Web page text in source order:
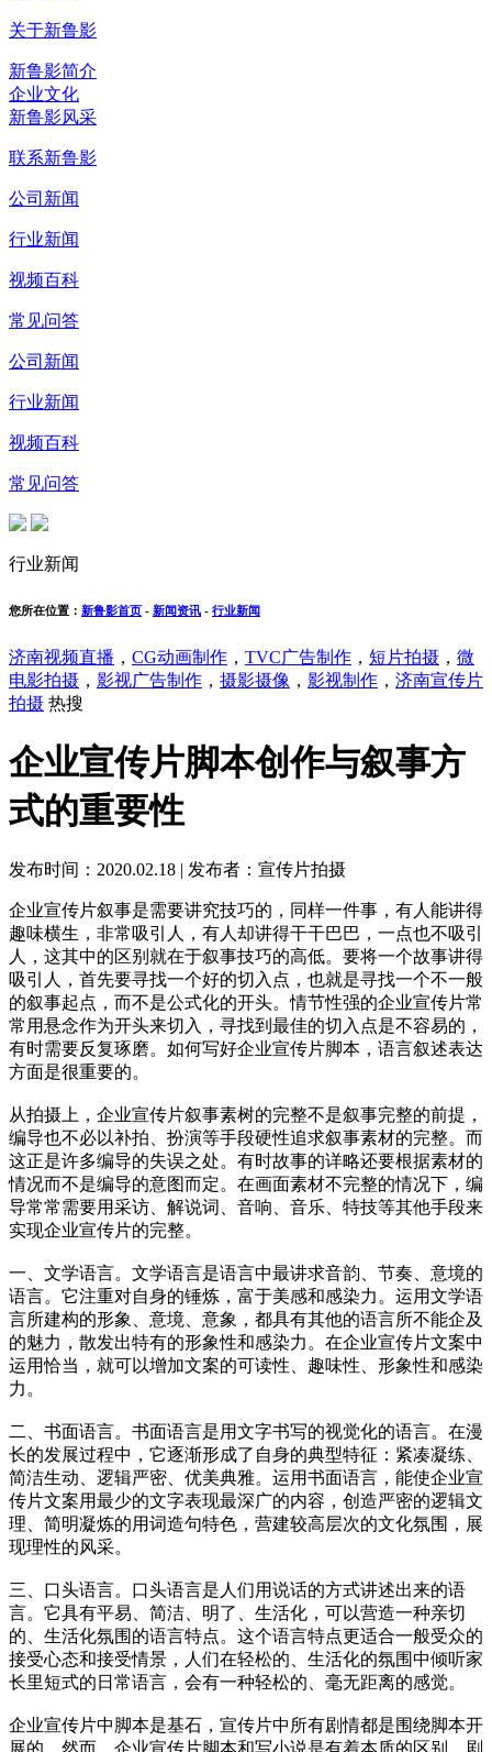
关于新鲁影
新鲁影简介
企业文化
新鲁影风采
联系新鲁影
公司新闻
行业新闻
视频百科
常见问答
公司新闻
行业新闻
视频百科
常见问答
行业新闻
您所在位置： 新鲁影首页 - 新闻资讯 - 行业新闻
济南视频直播 ， CG动画制作 ， TVC广告制作 ， 短片拍摄 ， 微
电影拍摄 ， 影视广告制作 ， 摄影摄像 ， 影视制作 ， 济南宣传片
拍摄 热搜
企业宣传片脚本创作与叙事方
式的重要性
发布时间：2020.02.18 | 发布者：宣传片拍摄
企业宣传片叙事是需要讲究技巧的，同样一件事，有人能讲得
趣味横生，非常吸引人，有人却讲得干干巴巴，一点也不吸引
人，这其中的区别就在于叙事技巧的高低。要将一个故事讲得
吸引人，首先要寻找一个好的切入点，也就是寻找一个不一般
的叙事起点，而不是公式化的开头。情节性强的企业宣传片常
常用悬念作为开头来切入，寻找到最佳的切入点是不容易的，
有时需要反复琢磨。如何写好企业宣传片脚本，语言叙述表达
方面是很重要的。
从拍摄上，企业宣传片叙事素树的完整不是叙事完整的前提，
编导也不必以补拍、扮演等手段硬性追求叙事素材的完整。而
这正是许多编导的失误之处。有时故事的详略还要根据素材的
情况而不是编导的意图而定。在画面素材不完整的情况下，编
导常常需要用采访、解说词、音响、音乐、特技等其他手段来
实现企业宣传片的完整。
一、文学语言。文学语言是语言中最讲求音韵、节奏、意境的
语言。它注重对自身的锤炼，富于美感和感染力。运用文学语
言所建构的形象、意境、意象，都具有其他的语言所不能企及
的魅力，散发出特有的形象性和感染力。在企业宣传片文案中
运用恰当，就可以增加文案的可读性、趣味性、形象性和感染
力。
二、书面语言。书面语言是用文字书写的视觉化的语言。在漫
长的发展过程中，它逐渐形成了自身的典型特征：紧凑凝练、
简洁生动、逻辑严密、优美典雅。运用书面语言，能使企业宣
传片文案用最少的文字表现最深广的内容，创造严密的逻辑文
理、简明凝炼的用词造句特色，营建较高层次的文化氛围，展
现理性的风采。
三、口头语言。口头语言是人们用说话的方式讲述出来的语
言。它具有平易、简洁、明了、生活化，可以营造一种亲切
的、生活化氛围的语言特点。这个语言特点更适合一般受众的
接受心态和接受情景，人们在轻松的、生活化的氛围中倾听家
长里短式的日常语言，会有一种轻松的、毫无距离的感觉。
企业宣传片中脚本是基石，宣传片中所有剧情都是围绕脚本开